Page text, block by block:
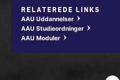
RELATEREDE LINKS
AAU Uddannelser w
AAU Studieordninger w
AAU Moduler w